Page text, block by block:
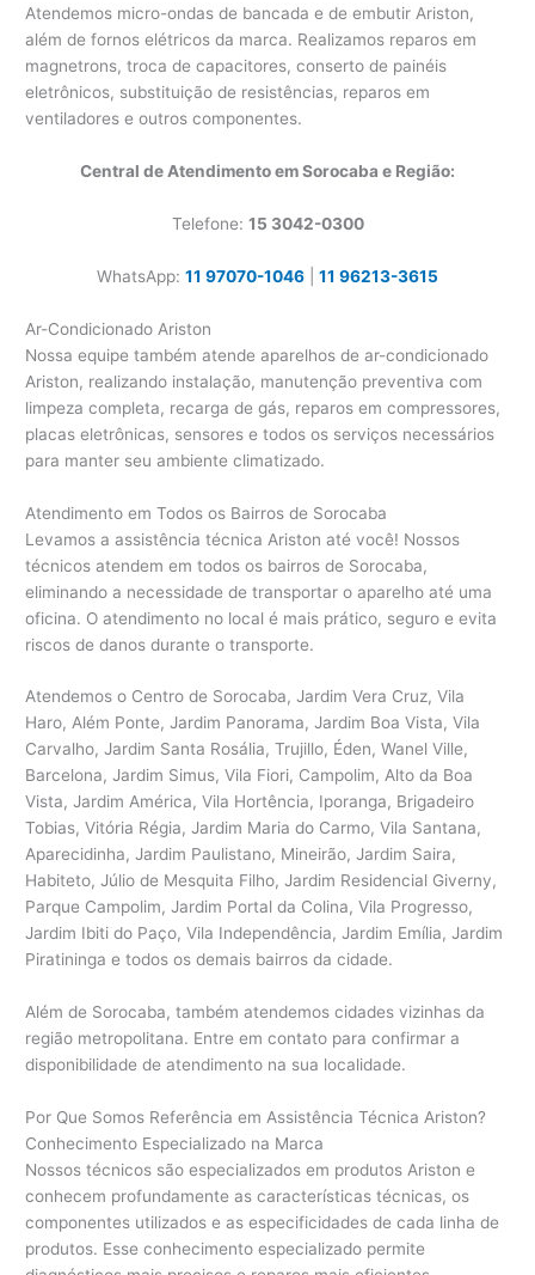
Atendemos micro-ondas de bancada e de embutir Ariston,
além de fornos elétricos da marca. Realizamos reparos em
magnetrons, troca de capacitores, conserto de painéis
eletrônicos, substituição de resistências, reparos em
ventiladores e outros componentes.
Central de Atendimento em Sorocaba e Região:
Telefone: 15 3042-0300
WhatsApp: 11 97070-1046 11 96213-3615
Ar-Condicionado Ariston
Nossa equipe também atende aparelhos de ar-condicionado
Ariston, realizando instalação, manutenção preventiva com
limpeza completa, recarga de gás, reparos em compressores,
placas eletrônicas, sensores e todos os serviços necessários
para manter seu ambiente climatizado.
Atendimento em Todos os Bairros de Sorocaba
Levamos a assistência técnica Ariston até você! Nossos
técnicos atendem em todos os bairros de Sorocaba,
eliminando a necessidade de transportar o aparelho até uma
oficina. O atendimento no local é mais prático, seguro e evita
riscos de danos durante o transporte.
Atendemos o Centro de Sorocaba, Jardim Vera Cruz, Vila
Haro, Além Ponte, Jardim Panorama, Jardim Boa Vista, Vila
Carvalho, Jardim Santa Rosália, Trujillo, Éden, Wanel Ville,
Barcelona, Jardim Simus, Vila Fiori, Campolim, Alto da Boa
Vista, Jardim América, Vila Hortência, Iporanga, Brigadeiro
Tobias, Vitória Régia, Jardim Maria do Carmo, Vila Santana,
Aparecidinha, Jardim Paulistano, Mineirão, Jardim Saira,
Habiteto, Júlio de Mesquita Filho, Jardim Residencial Giverny,
Parque Campolim, Jardim Portal da Colina, Vila Progresso,
Jardim Ibiti do Paço, Vila Independência, Jardim Emília, Jardim
Piratininga e todos os demais bairros da cidade.
Além de Sorocaba, também atendemos cidades vizinhas da
região metropolitana. Entre em contato para confirmar a
disponibilidade de atendimento na sua localidade.
Por Que Somos Referência em Assistência Técnica Ariston?
Conhecimento Especializado na Marca
Nossos técnicos são especializados em produtos Ariston e
conhecem profundamente as características técnicas, os
componentes utilizados e as especificidades de cada linha de
produtos. Esse conhecimento especializado permite